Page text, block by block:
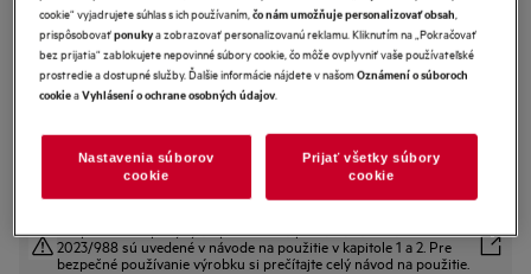
Informačný list výrobku
Benefity
Séria AEG 5000: Účinné a ľahké umývanie.
AirDry otvorí dvierka a suší riad prúdením vzduchu
Bezpečnostné pokyny a upozornenia podľa nariadenia EÚ
2023/988 sú uvedené v návode na použitie v kapitole 1 a 2. Pre
bezpečné používanie výrobku si prečítajte celý návod na použitie.
cookie“ vyjadrujete súhlas s ich používaním,čo nám umožňuje personalizovať obsah,
prispôsobovaťponukya zobrazovať personalizovanú reklamu. Kliknutím na „Pokračovať
bez prijatia“ zablokujete nepovinné súbory cookie, čo môže ovplyvniť vaše používateľské
prostredie a dostupné služby. Ďalšie informácie nájdete v našomOznámení o súboroch
cookieaVyhlásení o ochrane osobných údajov.
Nastavenia súborov
cookie
Prijať všetky súbory
cookie